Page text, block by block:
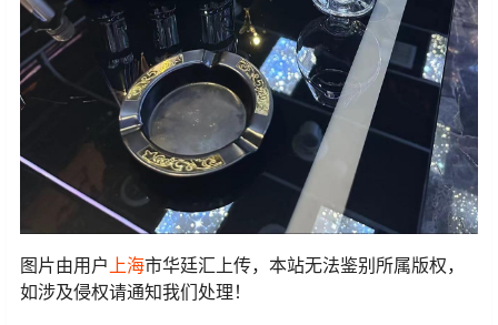
图片由用户上海市华廷汇上传，本站无法鉴别所属版权，
如涉及侵权请通知我们处理！